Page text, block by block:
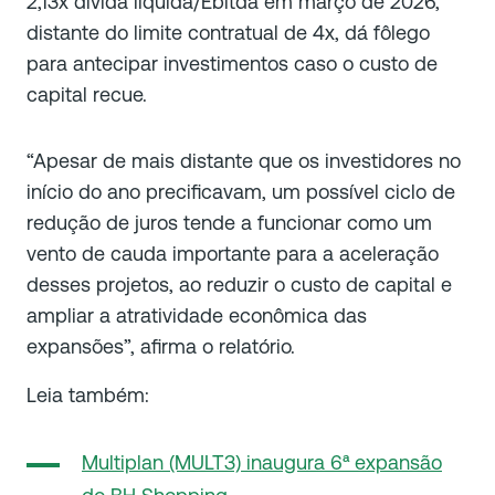
distante do limite contratual de 4x, dá fôlego
para antecipar investimentos caso o custo de
capital recue.
“Apesar de mais distante que os investidores no
início do ano precificavam, um possível ciclo de
redução de juros tende a funcionar como um
vento de cauda importante para a aceleração
desses projetos, ao reduzir o custo de capital e
ampliar a atratividade econômica das
expansões”, afirma o relatório.
Leia também:
Multiplan (MULT3) inaugura 6ª expansão